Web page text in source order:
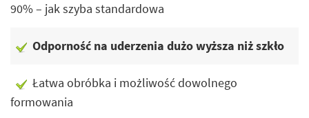
90% – jak szyba standardowa
Odporność na uderzenia dużo wyższa niż szkło
Łatwa obróbka i możliwość dowolnego
formowania